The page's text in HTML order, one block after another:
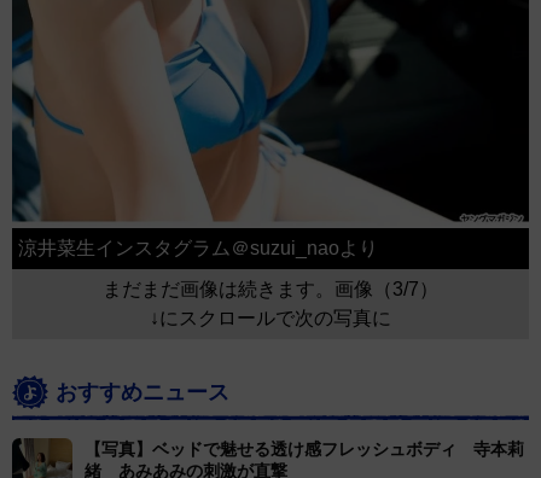
涼井菜生インスタグラム＠suzui_naoより
まだまだ画像は続きます。画像（3/7）
↓にスクロールで次の写真に
おすすめニュース
【写真】ベッドで魅せる透け感フレッシュボディ 寺本莉
緒 あみあみの刺激が直撃